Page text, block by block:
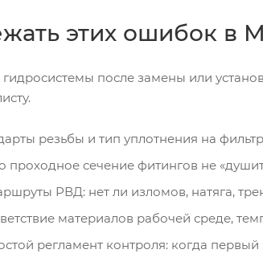
этих ошибок в
после замены или
резьбы и тип уплотнения на
проходное сечение фитингов не
РВД: нет ли изломов, натяга,
материалов рабочей среде,
регламент контроля: когда